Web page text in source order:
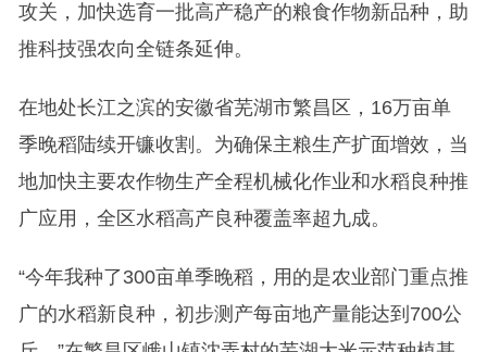
攻关，加快选育一批高产稳产的粮食作物新品种，助
推科技强农向全链条延伸。
在地处长江之滨的安徽省芜湖市繁昌区，16万亩单
季晚稻陆续开镰收割。为确保主粮生产扩面增效，当
地加快主要农作物生产全程机械化作业和水稻良种推
广应用，全区水稻高产良种覆盖率超九成。
“今年我种了300亩单季晚稻，用的是农业部门重点推
广的水稻新良种，初步测产每亩地产量能达到700公